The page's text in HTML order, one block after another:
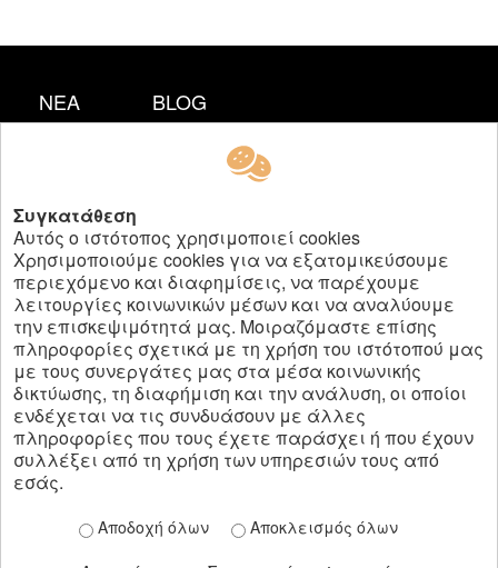
ΝΕΑ BLOG
T.:+30 210 6120277
info @ vagenas.eu
Όροι Χρήσης | Πολιτική Απορρήτου
ΑΡ.ΓΕΜΗ 000674201000
Copyright © 2019 -2026ΒΑΓΕΝΑΣ Α.Ε.,
All rights reserved
ΠΑΙΔΙΚΟ
ΔΙΑΚΟΣΜΗΤΙΚΑ
ΧΡΗΣΗ
ΠΡΟΣΦΟΡΕΣ
VINTAGE
ΒΡΕΣ
ΤΟ
ΥΦΑΣΜΑ
ΣΟΥ
ΕΠΙΚΟΙΝΩΝΙΑ
Συγκατάθεση
Αυτός ο ιστότοπος χρησιμοποιεί cookies
Χρησιμοποιούμε cookies για να εξατομικεύσουμε
περιεχόμενο και διαφημίσεις, να παρέχουμε
λειτουργίες κοινωνικών μέσων και να αναλύουμε
την επισκεψιμότητά μας. Μοιραζόμαστε επίσης
πληροφορίες σχετικά με τη χρήση του ιστότοπού μας
με τους συνεργάτες μας στα μέσα κοινωνικής
δικτύωσης, τη διαφήμιση και την ανάλυση, οι οποίοι
ενδέχεται να τις συνδυάσουν με άλλες
πληροφορίες που τους έχετε παράσχει ή που έχουν
συλλέξει από τη χρήση των υπηρεσιών τους από
εσάς.
Αποδοχή όλων Αποκλεισμός όλων